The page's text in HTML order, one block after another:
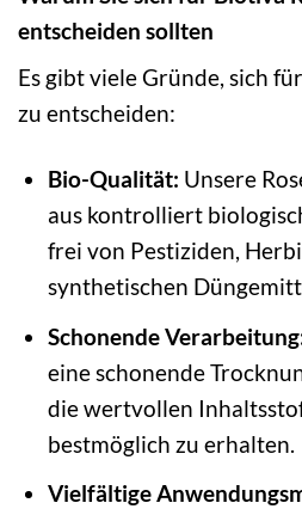
entscheiden sollten
Es gibt viele Gründe, sich
zu entscheiden:
Bio-Qualität: Unsere
aus kontrolliert
frei von Pestiziden,
synthetischen
Schonende
eine schonende
die wertvollen
bestmöglich zu erhalten.
Vielfältige